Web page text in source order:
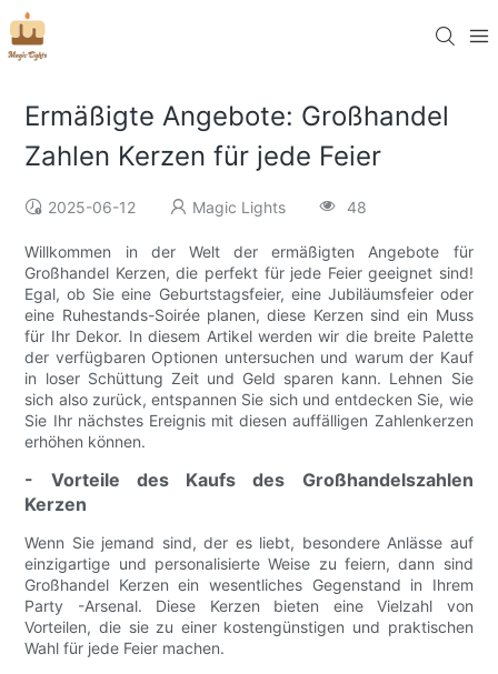
Ermäßigte Angebote: Großhandel
Zahlen Kerzen für jede Feier
2025-06-12 Magic Lights 48
Willkommen in der Welt der ermäßigten Angebote für
Großhandel Kerzen, die perfekt für jede Feier geeignet sind!
Egal, ob Sie eine Geburtstagsfeier, eine Jubiläumsfeier oder
eine Ruhestands-Soirée planen, diese Kerzen sind ein Muss
für Ihr Dekor. In diesem Artikel werden wir die breite Palette
der verfügbaren Optionen untersuchen und warum der Kauf
in loser Schüttung Zeit und Geld sparen kann. Lehnen Sie
sich also zurück, entspannen Sie sich und entdecken Sie, wie
Sie Ihr nächstes Ereignis mit diesen auffälligen Zahlenkerzen
erhöhen können.
- Vorteile des Kaufs des Großhandelszahlen
Kerzen
Wenn Sie jemand sind, der es liebt, besondere Anlässe auf
einzigartige und personalisierte Weise zu feiern, dann sind
Großhandel Kerzen ein wesentliches Gegenstand in Ihrem
Party -Arsenal. Diese Kerzen bieten eine Vielzahl von
Vorteilen, die sie zu einer kostengünstigen und praktischen
Wahl für jede Feier machen.